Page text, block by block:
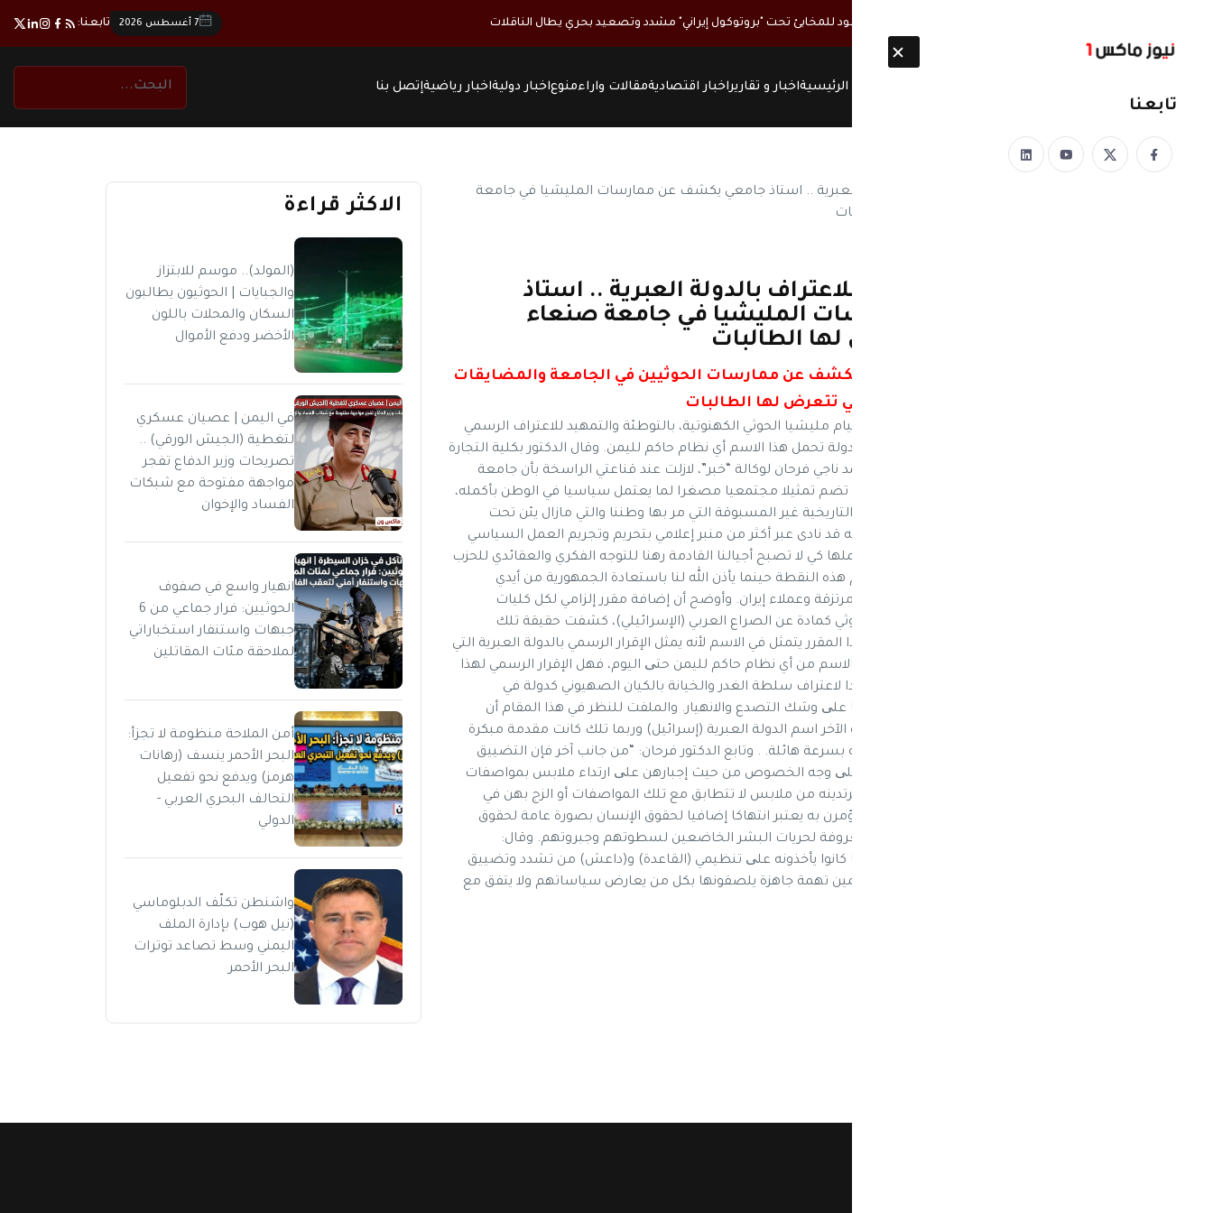
تطورات متلاحقة في صنعاء.. قيادات الحوثي تعود للمخابئ تحت "بروتوكول إيراني" مشدد وتصعيد بحري يطال الناقلات 7 أغسطس 2026 تابعنا:
الرئيسيةاخبار و تقاريراخبار اقتصاديةمقالات واراءمنوعاخبار دوليةاخبار رياضيةإتصل بنا
تابعنا
وردنا| الحوثيين يمهدون للاعتراف بالدولة العبرية .. استاذ
جامعي يكشف عن ممارسات المليشيا في جامعة صنعاء
والمضايقات التي تتعرض لها الطالبات
في جامعة صنعاء .. استاذ جامعي يكشف عن ممارسات الحوثيين في الجامعة والمضايقات
التي تتعرض لها الطالبات
نيوز ماكس ون– كشف أكاديمي يمني عن قيام مليشيا الحوثي الكهنوتية، بالتوطئة والتمهيد للاعتراف الرسمي
بالدولة العبرية والتي لم يعترف بها رسميا كدولة تحمل هذا الاسم أي نظام حاكم لليمن. وقال الدكتور بكلية التجارة
والاقتصاد في جامعة صنعاء عبدالرحمن احمد ناجي فرحان لوكالة “خبر”، ﻻزلت عند قناعتي الراسخة بأن جامعة
صنعاء تحديدا كونها الجامعة اﻷم في اليمن، تضم تمثيلا مجتمعيا مصغرا لما يعتمل سياسيا في الوطن بأكمله،
وقد ترسخت تلك القناعة خلال المنعطفات التاريخية غير المسبوقة التي مر بها وطننا والتي مازال يئن تحت
وطأتها منذ مطلع العام 2011م. وأشار إلى أنه قد نادى عبر أكثر من منبر إعلامي بتحريم وتجريم العمل السياسي
داخل الجامعات والمؤسسات التعليمية بأكملها كي ﻻ تصبح أجيالنا القادمة رهنا للتوجه الفكري والعقائدي للحزب
الحاكم، ولعل من موجبات صدور قانون يحكم هذه النقطة حينما يأذن الله لنا باستعادة الجمهورية من أيدي
المتسلطين عليها اليوم بالقوة الجبرية من مرتزقة وعملاء إيران. وأوضح أن إضافة مقرر إلزامي لكل كليات
الجامعات التي تخضع لسيطرة مليشيا الحوثي كمادة عن الصراع العربي (اﻹسرائيلي)، كشفت حقيقة تلك
المليشيا، مشيرا إلى أن المأخذ اﻷول علی هذا المقرر يتمثل في الاسم ﻷنه يمثل اﻹقرار الرسمي بالدولة العبرية التي
لم يتم الاعتراف بها رسميا كدولة تحمل هذا الاسم من أي نظام حاكم لليمن حتی اليوم، فهل الإقرار الرسمي لهذا
المقرر كمتطلب جامعة يعتبر توطئة وتمهيدا لاعتراف سلطة الغدر والخيانة بالكيان الصهيوني كدولة في
المستقبل القريب خصوصا وهي تجد نفسها علی وشك التصدع والانهيار. والملفت للنظر في هذا المقام أن
الشعار الذي تتخذه هذه العصابة يتضمن هو اﻵخر اسم الدولة العبرية (إسرائيل) وربما تلك كانت مقدمة مبكرة
جدا واستشرافا لمستقبل أسود يمضون إليه بسرعة هائلة. . وتابع الدكتور فرحان: “من جانب آخر فإن التضييق
الذي بدأ يمارسه مشرفوهم بحق الطالبات علی وجه الخصوص من حيث إجبارهن علی ارتداء ملابس بمواصفات
خاصة والتهديد بمضايقتهن بتجريدهن مما يرتدينه من ملابس ﻻ تتطابق مع تلك المواصفات أو الزج بهن في
غياهب السجون في حال عدم امتثالهن لما يؤمرن به يعتبر انتهاكا إضافيا لحقوق اﻹنسان بصورة عامة لحقوق
المرأة بصورة خاصة يضاف لانتهاكاتهم المعروفة لحريات البشر الخاضعين لسطوتهم وجبروتهم. وقال:
المليشيا بهذا التصرف يمارسون بالضبط ما كانوا يأخذونه علی تنظيمي (القاعدة) و(داعش) من تشدد وتضييق
علی البشر حتی صار الانتماء ﻷي من التنظيمين تهمة جاهزة يلصقونها بكل من يعارض سياساتهم وﻻ يتفق مع
الاكثر قراءة
(المولد).. موسم للابتزاز
والجبايات | الحوثيون يطالبون
السكان والمحلات باللون
الأخضر ودفع الأموال
في اليمن | عصيان عسكري
لتغطية (الجيش الورقي) ..
تصريحات وزير الدفاع تفجر
مواجهة مفتوحة مع شبكات
الفساد والإخوان
انهيار واسع في صفوف
الحوثيين: فرار جماعي من 6
جبهات واستنفار استخباراتي
لملاحقة مئات المقاتلين
أمن الملاحة منظومة لا تجزأ:
البحر الأحمر ينسف (رهانات
هرمز) ويدفع نحو تفعيل
التحالف البحري العربي -
الدولي
واشنطن تكلّف الدبلوماسي
(نيل هوب) بإدارة الملف
اليمني وسط تصاعد توترات
البحر الأحمر